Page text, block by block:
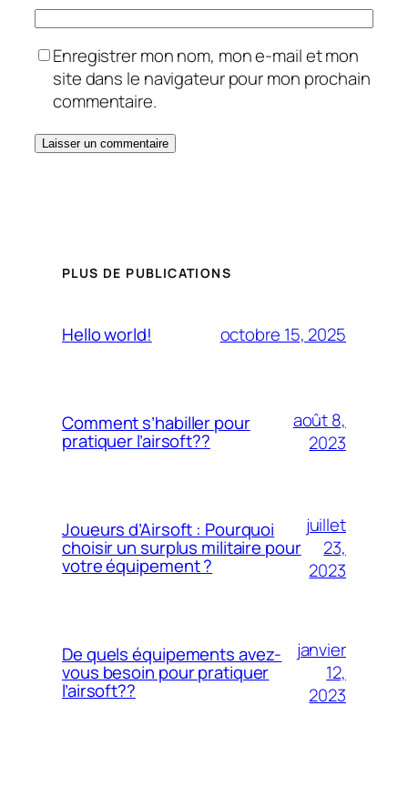
Enregistrer mon nom, mon e-mail et mon
site dans le navigateur pour mon prochain
commentaire.
PLUS DE PUBLICATIONS
Hello world! octobre 15, 2025
Comment s’habiller pour
pratiquer l’airsoft??
août 8,
2023
Joueurs d’Airsoft : Pourquoi
choisir un surplus militaire pour
votre équipement ?
juillet
23,
2023
De quels équipements avez-
vous besoin pour pratiquer
l’airsoft??
janvier
12,
2023